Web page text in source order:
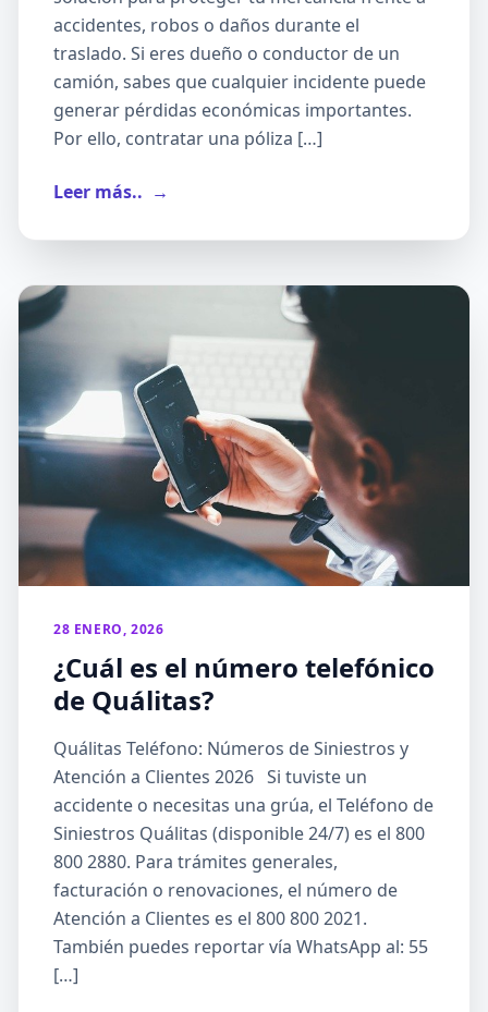
accidentes, robos o daños durante el
traslado. Si eres dueño o conductor de un
camión, sabes que cualquier incidente puede
generar pérdidas económicas importantes.
Por ello, contratar una póliza […]
Leer más.. →
28 ENERO, 2026
¿Cuál es el número telefónico
de Quálitas?
Quálitas Teléfono: Números de Siniestros y
Atención a Clientes 2026 Si tuviste un
accidente o necesitas una grúa, el Teléfono de
Siniestros Quálitas (disponible 24/7) es el 800
800 2880. Para trámites generales,
facturación o renovaciones, el número de
Atención a Clientes es el 800 800 2021.
También puedes reportar vía WhatsApp al: 55
[…]